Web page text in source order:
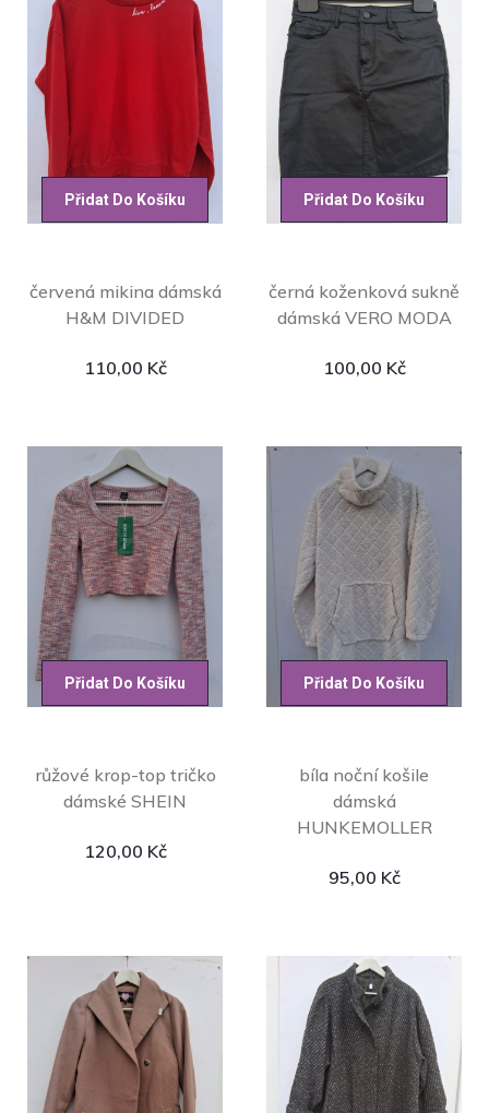
Přidat Do Košíku
červená mikina dámská
H&M DIVIDED
110,00 Kč
Přidat Do Košíku
černá koženková sukně
dámská VERO MODA
100,00 Kč
Přidat Do Košíku
růžové krop-top tričko
dámské SHEIN
120,00 Kč
Přidat Do Košíku
bíla noční košile
dámská
HUNKEMOLLER
95,00 Kč